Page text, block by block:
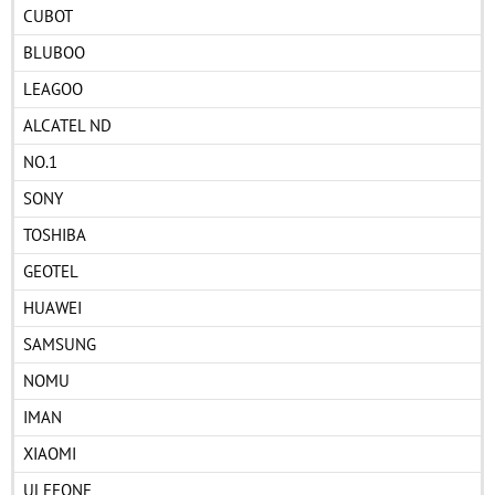
CUBOT
BLUBOO
LEAGOO
ALCATEL ND
NO.1
SONY
TOSHIBA
GEOTEL
HUAWEI
SAMSUNG
NOMU
IMAN
XIAOMI
ULEFONE